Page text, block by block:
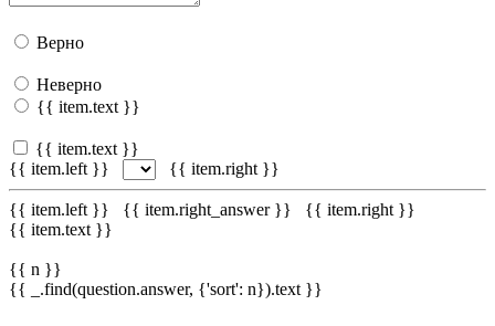
Верно
Неверно
{{ item.text }}
{{ item.text }}
{{ item.left }}
{{ item.right }}
{{ item.left }} {{ item.right_answer }}
{{ item.right }}
{{ item.text }}
{{ n }}
{{ _.find(question.answer, {'sort': n}).text }}